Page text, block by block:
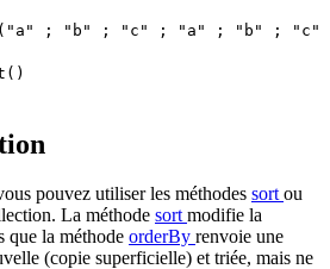
("a" ; "b" ; "c" ; "a" ; "b" ; "c"
()
pouvez utiliser les méthodes sort ou
La méthode sort modifie la
que la méthode orderBy renvoie une
(copie superficielle) et triée, mais ne